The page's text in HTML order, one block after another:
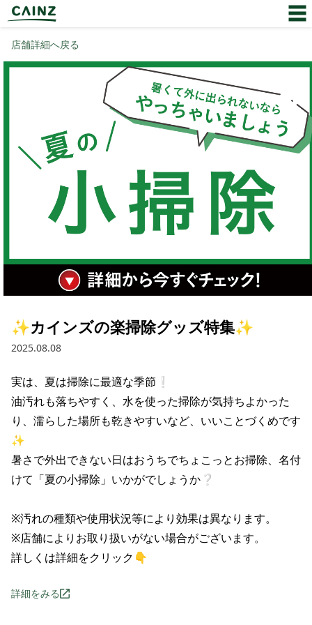
店舗詳細へ戻る
✨カインズの楽掃除グッズ特集✨
2025.08.08
実は、夏は掃除に最適な季節❕
油汚れも落ちやすく、水を使った掃除が気持ちよかった
り、濡らした場所も乾きやすいなど、いいことづくめです
✨
暑さで外出できない日はおうちでちょこっとお掃除、名付
けて「夏の小掃除」いかがでしょうか❔
※汚れの種類や使用状況等により効果は異なります。
※店舗によりお取り扱いがない場合がございます。
詳しくは詳細をクリック👇
詳細をみる